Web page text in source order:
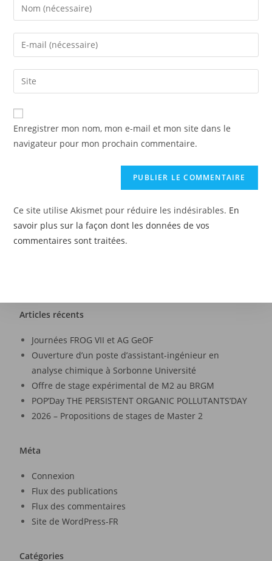
Enregistrer mon nom, mon e-mail et mon site dans le
navigateur pour mon prochain commentaire.
Ce site utilise Akismet pour réduire les indésirables. En
savoir plus sur la façon dont les données de vos
commentaires sont traitées.
Articles récents
Journées FROG VII et AG GeOF
Ouverture d’un poste d’assistant-ingénieur en
analyse chimique à Sorbonne Université
Offre de stage expérimental de M2 au BRGM
POP’Day THE PERSISTENT ORGANIC POLLUTANTS’DAY
2026 – Propositions de stages de Master 2
Méta
Connexion
Flux des publications
Flux des commentaires
Site de WordPress-FR
Catégories